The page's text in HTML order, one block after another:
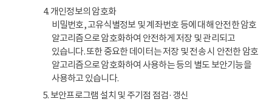
4. 개인정보의 암호화
비밀번호, 고유식별정보 및 계좌번호 등에 대해 안전한 암호
알고리즘으로 암호화하여 안전하게 저장 및 관리되고
있습니다. 또한 중요한 데이터는 저장 및 전송 시 안전한 암호
알고리즘으로 암호화하여 사용하는 등의 별도 보안기능을
사용하고 있습니다.
5. 보안프로그램 설치 및 주기점 점검·갱신